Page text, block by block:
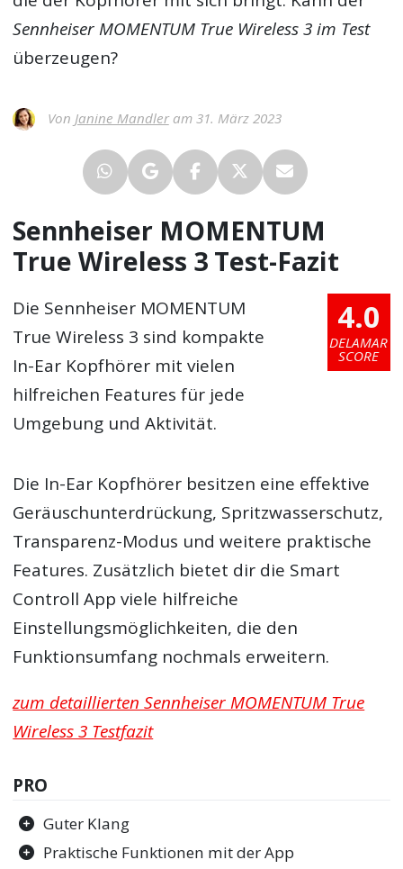
Sennheiser MOMENTUM True Wireless 3 im Test
überzeugen?
Von Janine Mandleram 31. März 2023
Sennheiser MOMENTUM
True Wireless 3 Test-Fazit
4.0
DELAMAR
SCORE
Die Sennheiser MOMENTUM
True Wireless 3 sind kompakte
In-Ear Kopfhörer mit vielen
hilfreichen Features für jede
Umgebung und Aktivität.
Die In-Ear Kopfhörer besitzen eine effektive
Geräuschunterdrückung, Spritzwasserschutz,
Transparenz-Modus und weitere praktische
Features. Zusätzlich bietet dir die Smart
Controll App viele hilfreiche
Einstellungsmöglichkeiten, die den
Funktionsumfang nochmals erweitern.
zum detaillierten Sennheiser MOMENTUM True
Wireless 3 Testfazit
PRO
Guter Klang
Praktische Funktionen mit der App